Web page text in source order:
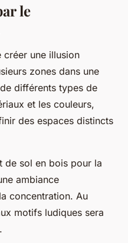
le
créer une illusion
zones dans une
différents types de
et les couleurs,
des espaces distincts
de sol en bois pour la
ambiance
concentration. Au
motifs ludiques sera